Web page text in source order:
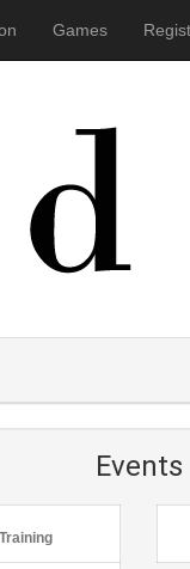
Games
Events
Training